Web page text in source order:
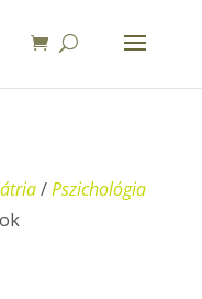
/Pszichológia